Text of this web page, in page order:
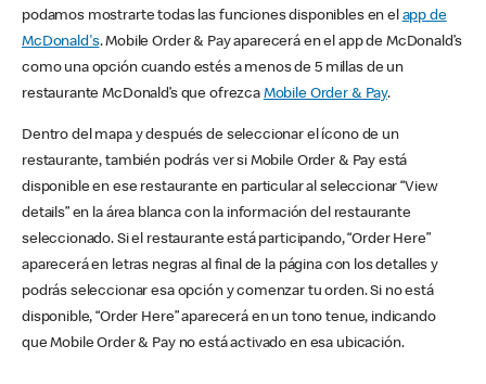
podamos mostrarte todas las funciones disponibles en el app de
McDonald's. Mobile Order & Pay aparecerá en el app de McDonald’s
como una opción cuando estés a menos de 5 millas de un
restaurante McDonald’s que ofrezca Mobile Order & Pay.
Dentro del mapa y después de seleccionar el ícono de un
restaurante, también podrás ver si Mobile Order & Pay está
disponible en ese restaurante en particular al seleccionar “View
details” en la área blanca con la información del restaurante
seleccionado. Si el restaurante está participando, “Order Here”
aparecerá en letras negras al final de la página con los detalles y
podrás seleccionar esa opción y comenzar tu orden. Si no está
disponible, “Order Here” aparecerá en un tono tenue, indicando
que Mobile Order & Pay no está activado en esa ubicación.